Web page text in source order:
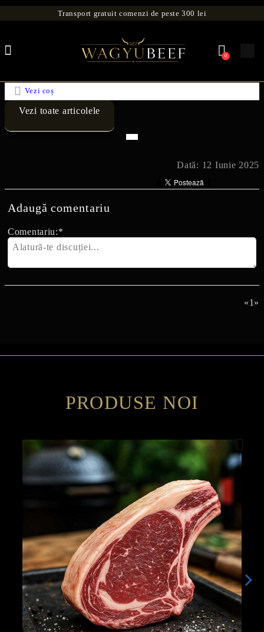
Transport gratuit comenzi de peste 300 lei
0
Vezi coș
Vezi toate articolele
Dată: 12 Iunie 2025
Adaugă comentariu
Comentariu:*
«1 »
PRODUSE NOI